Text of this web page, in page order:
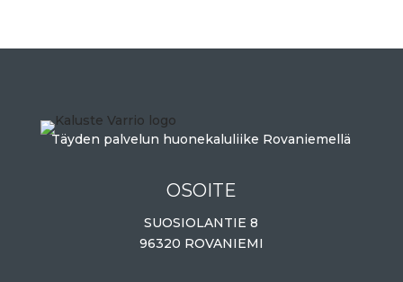
Täyden palvelun huonekaluliike Rovaniemellä
OSOITE
SUOSIOLANTIE 8
96320 ROVANIEMI